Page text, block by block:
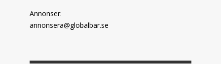
Annonser:
annonsera@globalbar.se